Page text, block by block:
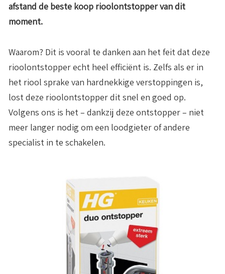
afstand de beste koop rioolontstopper van dit
moment.
Waarom? Dit is vooral te danken aan het feit dat deze
rioolontstopper echt heel efficiënt is. Zelfs als er in
het riool sprake van hardnekkige verstoppingen is,
lost deze rioolontstopper dit snel en goed op.
Volgens ons is het – dankzij deze ontstopper – niet
meer langer nodig om een loodgieter of andere
specialist in te schakelen.